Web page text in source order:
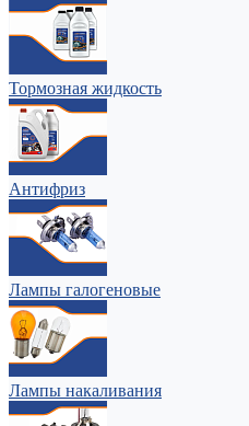
Тормозная жидкость
Антифриз
Лампы галогеновые
Лампы накаливания